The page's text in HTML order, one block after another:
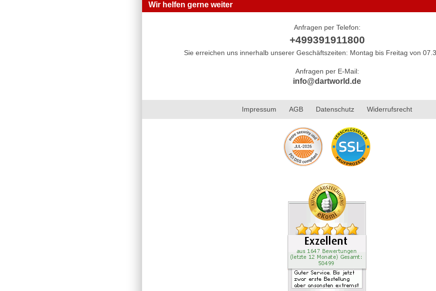
Wir helfen gerne weiter
Anfragen per Telefon:
+499391911800
Sie erreichen uns innerhalb unserer Geschäftszeiten: Montag bis Freitag von
Anfragen per E-Mail:
info@dartworld.de
Impressum AGB Datenschutz Widerrufsrecht